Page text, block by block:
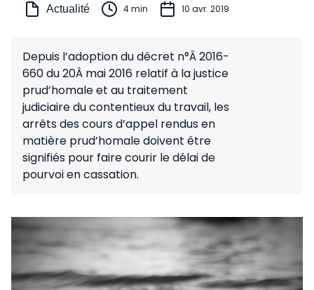
Actualité 4 min 10 avr. 2019
Depuis l’adoption du décret n°Â 2016-
660 du 20Â mai 2016 relatif à la justice
prud’homale et au traitement
judiciaire du contentieux du travail, les
arrêts des cours d’appel rendus en
matière prud’homale doivent être
signifiés pour faire courir le délai de
pourvoi en cassation.